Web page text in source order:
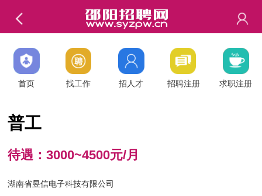
首页 找工作 招人才 招聘注册 求职注册
普工
待遇：3000~4500元/月
湖南省昱信电子科技有限公司